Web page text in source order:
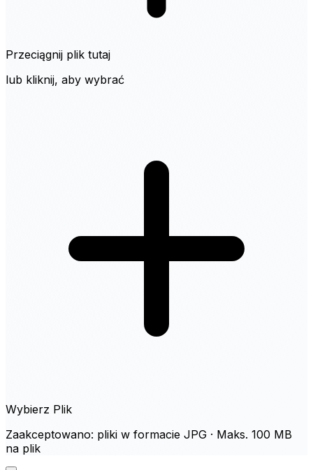
Przeciągnij plik tutaj
lub kliknij, aby wybrać
Wybierz Plik
Zaakceptowano: pliki w formacie JPG · Maks. 100 MB
na plik